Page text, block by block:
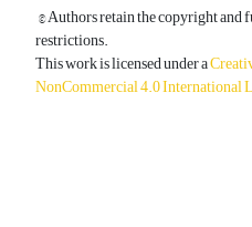
© Authors retain the copyright
restrictions.
This work is licensed under a
NonCommercial 4.0 International